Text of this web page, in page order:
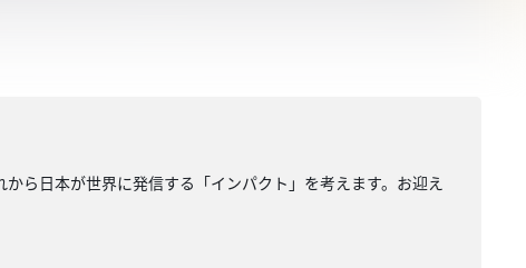
ら日本が世界に発信する「インパクト」を考えます。お迎え